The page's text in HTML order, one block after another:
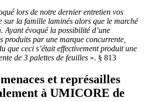
lors de notre dernier entretien vos
sur la famille laminés alors que le marché
Ayant évoqué la possibilité d’une
produits par une marque concurrente,
que ceci s’était effectivement produit une
de 3 palettes de feuilles ». § 813
et représailles
à UMICORE de